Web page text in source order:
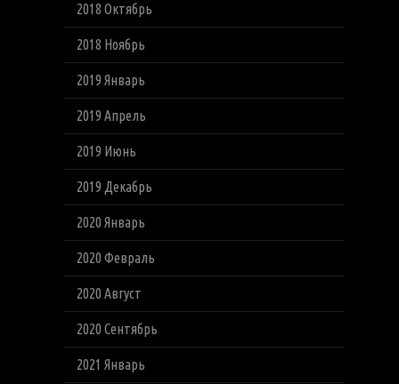
2018 Октябрь
2018 Ноябрь
2019 Январь
2019 Апрель
2019 Июнь
2019 Декабрь
2020 Январь
2020 Февраль
2020 Август
2020 Сентябрь
2021 Январь